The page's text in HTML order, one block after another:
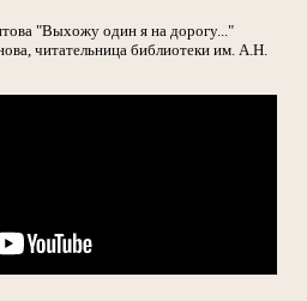
"Выхожу один я на дорогу..."
читательница библиотеки им. А.Н.